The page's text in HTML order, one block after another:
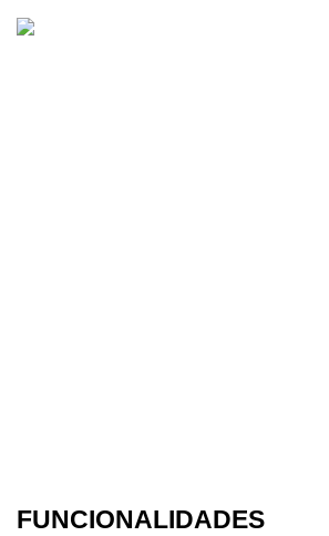
FUNCIONALIDADES